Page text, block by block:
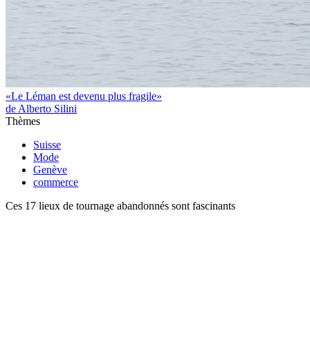
«Le Léman est devenu plus fragile»
de Alberto Silini
Thèmes
Suisse
Mode
Genève
commerce
Ces 17 lieux de tournage abandonnés sont fascinants